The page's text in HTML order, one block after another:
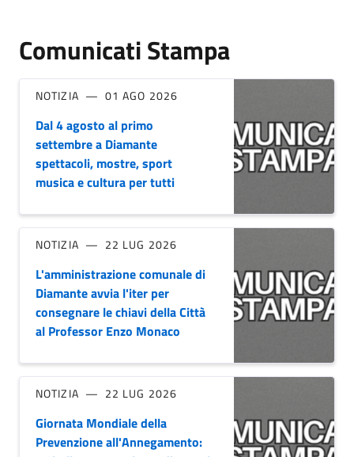
Comunicati Stampa
NOTIZIA 01 AGO 2026
Dal 4 agosto al primo
settembre a Diamante
spettacoli, mostre, sport
musica e cultura per tutti
NOTIZIA 22 LUG 2026
L'amministrazione comunale di
Diamante avvia l'iter per
consegnare le chiavi della Città
al Professor Enzo Monaco
NOTIZIA 22 LUG 2026
Giornata Mondiale della
Prevenzione all'Annegamento: